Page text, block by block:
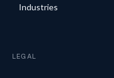
Industries
LEGAL